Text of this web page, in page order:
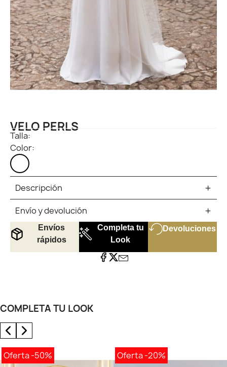
VELO PERLS
Talla:
Color:
BLANCO
Descripción
Envío y devolución
Envíos
rápidos
Completa tu
Look
Devoluciones
COMPLETA TU LOOK
Oferta-50% Oferta-20%